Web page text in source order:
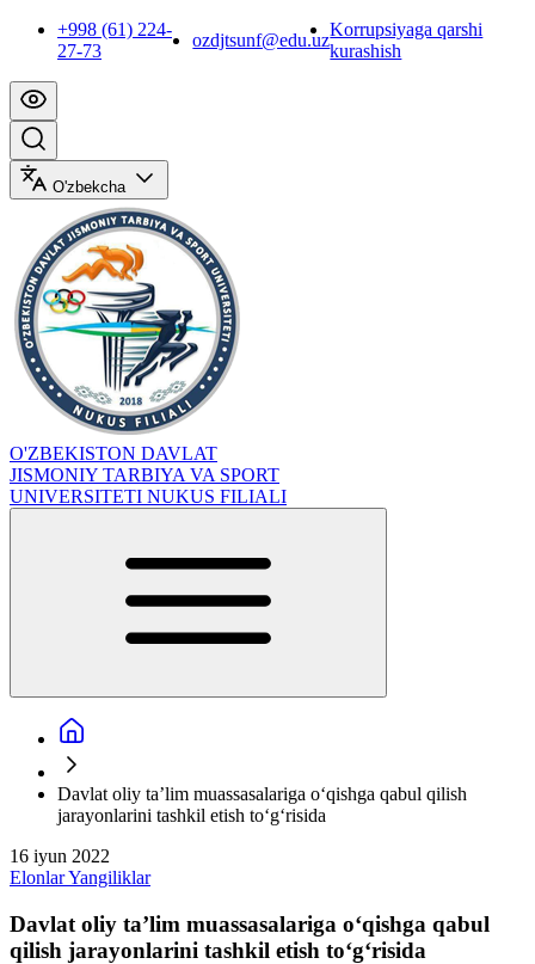
+998 (61) 224-
27-73
ozdjtsunf@edu.uz
Korrupsiyaga qarshi
kurashish
O'zbekcha
O'ZBEKISTON DAVLAT
JISMONIY TARBIYA VA SPORT
UNIVERSITETI NUKUS FILIALI
Davlat oliy ta’lim muassasalariga o‘qishga qabul qilish
jarayonlarini tashkil etish to‘g‘risida
16 iyun 2022
ElonlarYangiliklar
Davlat oliy ta’lim muassasalariga o‘qishga qabul
qilish jarayonlarini tashkil etish to‘g‘risida